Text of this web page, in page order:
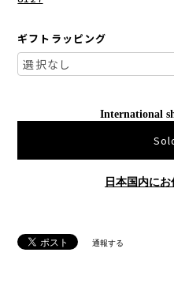
ギフトラッピング
International
日本国内に
通報する